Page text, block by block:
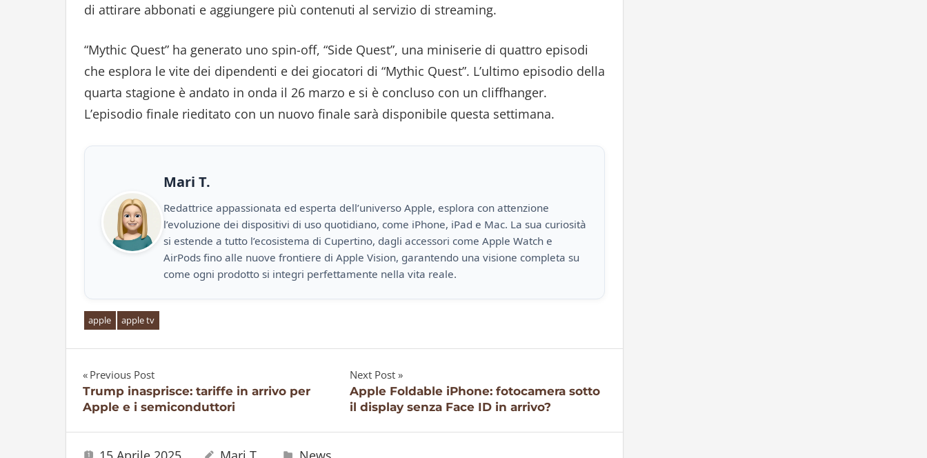
di attirare abbonati e aggiungere più contenuti al servizio di streaming.
“Mythic Quest” ha generato uno spin-off, “Side Quest”, una miniserie di quattro episodi
che esplora le vite dei dipendenti e dei giocatori di “Mythic Quest”. L’ultimo episodio della
quarta stagione è andato in onda il 26 marzo e si è concluso con un cliffhanger.
L’episodio finale rieditato con un nuovo finale sarà disponibile questa settimana.
Mari T.
Redattrice appassionata ed esperta dell’universo Apple, esplora con attenzione
l’evoluzione dei dispositivi di uso quotidiano, come iPhone, iPad e Mac. La sua curiosità
si estende a tutto l’ecosistema di Cupertino, dagli accessori come Apple Watch e
AirPods fino alle nuove frontiere di Apple Vision, garantendo una visione completa su
come ogni prodotto si integri perfettamente nella vita reale.
apple apple tv
Navigazione
articoli
Previous Post
Trump inasprisce: tariffe in arrivo per
Apple e i semiconduttori
Next Post
Apple Foldable iPhone: fotocamera sotto
il display senza Face ID in arrivo?